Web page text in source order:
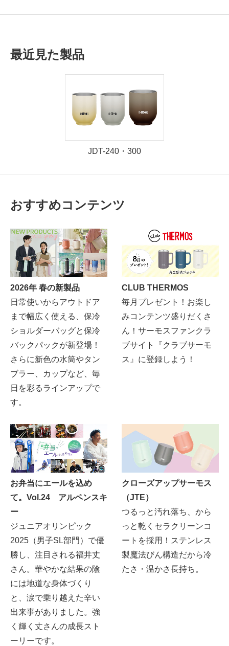
最近見た製品
JDT-240・300
おすすめコンテンツ
2026年 春の新製品
日常使いからアウトドア
まで幅広く使える、保冷
ショルダーバッグと保冷
バックパックが新登場！
さらに新色の水筒やタン
ブラー、カップなど、毎
日を彩るラインアップで
す。
CLUB THERMOS
毎月プレゼント！お楽し
みコンテンツ盛りだくさ
ん！サーモスファンクラ
ブサイト『クラブサーモ
ス』に登録しよう！
お弁当にエールを込め
て。Vol.24 アルペンスキ
ー
ジュニアオリンピック
2025（男子SL部門）で優
勝し、注目される福井丈
さん。華やかな結果の陰
には地道な身体づくり
と、涙で乗り越えた辛い
出来事がありました。強
く輝く丈さんの成長スト
ーリーです。
クローズアップサーモス
（JTE）
つるっと汚れ落ち、から
っと乾くセラクリーンコ
ートを採用！ステンレス
製魔法びん構造だから冷
たさ・温かさ長持ち。